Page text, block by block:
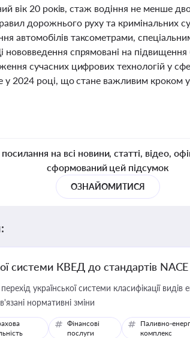
вік 20 років, стаж водіння не менше
дорожнього руху та кримінальних
автомобілів таксометрами,
нововведення спрямовані на підвищення
сучасних цифрових технологій у
2024 році, що стане важливим кроком у
на всі новини, статті, відео,
сформований цей підсумок
ОЗНАЙОМИТИСЯ
системи КВЕД до стандартів NACE
української системи класифікації видів
нормативні зміни
Фінансові
послуги
Паливно-
комплекс